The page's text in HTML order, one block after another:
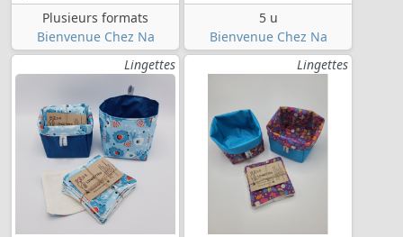
Plusieurs formats
Bienvenue Chez Na
5 u
Bienvenue Chez Na
Lingettes
Lingettes